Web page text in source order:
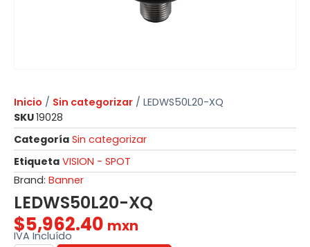
Inicio / Sin categorizar / LEDWS50L20-XQ
SKU19028
Categoría Sin categorizar
Etiqueta VISION - SPOT
Brand: Banner
LEDWS50L20-XQ
$5,962.40 mxn
IVA Incluído